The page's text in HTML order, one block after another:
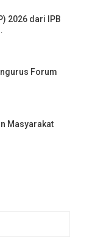
2026 dari IPB
Forum
Masyarakat